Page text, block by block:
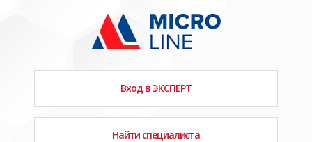
Вход в ЭКСПЕРТ
Найти специалиста